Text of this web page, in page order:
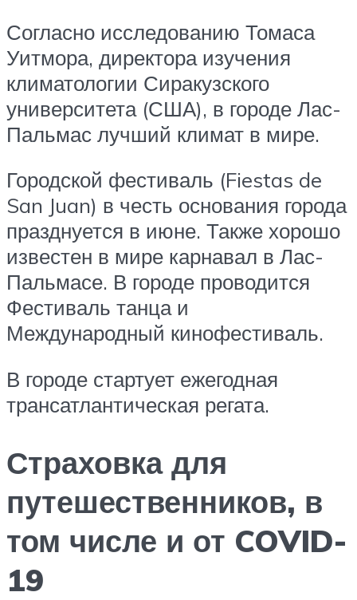
Согласно исследованию Томаса
Уитмора, директора изучения
климатологии Сиракузского
университета (США), в городе Лас-
Пальмас лучший климат в мире.
Городской фестиваль (Fiestas de
San Juan) в честь основания города
празднуется в июне. Также хорошо
известен в мире карнавал в Лас-
Пальмасе. В городе проводится
Фестиваль танца и
Международный кинофестиваль.
В городе стартует ежегодная
трансатлантическая регата.
Страховка для
путешественников, в
том числе и от COVID-
19